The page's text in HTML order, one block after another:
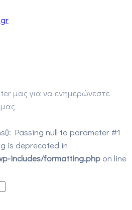
μας για να ενημερώνεστε
Passing null to parameter #1
is deprecated in
includes/formatting.php on line